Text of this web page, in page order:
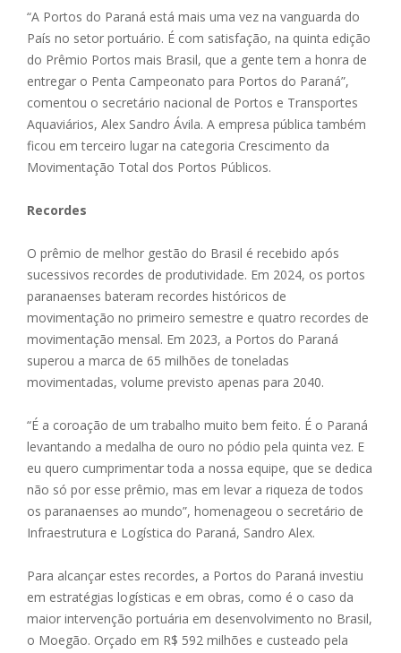
“A Portos do Paraná está mais uma vez na vanguarda do
País no setor portuário. É com satisfação, na quinta edição
do Prêmio Portos mais Brasil, que a gente tem a honra de
entregar o Penta Campeonato para Portos do Paraná”,
comentou o secretário nacional de Portos e Transportes
Aquaviários, Alex Sandro Ávila. A empresa pública também
ficou em terceiro lugar na categoria Crescimento da
Movimentação Total dos Portos Públicos.
Recordes
O prêmio de melhor gestão do Brasil é recebido após
sucessivos recordes de produtividade. Em 2024, os portos
paranaenses bateram recordes históricos de
movimentação no primeiro semestre e quatro recordes de
movimentação mensal. Em 2023, a Portos do Paraná
superou a marca de 65 milhões de toneladas
movimentadas, volume previsto apenas para 2040.
“É a coroação de um trabalho muito bem feito. É o Paraná
levantando a medalha de ouro no pódio pela quinta vez. E
eu quero cumprimentar toda a nossa equipe, que se dedica
não só por esse prêmio, mas em levar a riqueza de todos
os paranaenses ao mundo”, homenageou o secretário de
Infraestrutura e Logística do Paraná, Sandro Alex.
Para alcançar estes recordes, a Portos do Paraná investiu
em estratégias logísticas e em obras, como é o caso da
maior intervenção portuária em desenvolvimento no Brasil,
o Moegão. Orçado em R$ 592 milhões e custeado pela